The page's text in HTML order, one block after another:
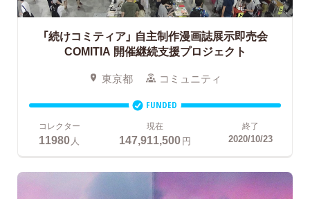
「続けコミティア」 自主制作漫画誌展示即売会
COMITIA 開催継続支援プロジェクト
東京都 コミュニティ
FUNDED
コレクター
11980 人
現在
147,911,500円
終了
2020/10/23